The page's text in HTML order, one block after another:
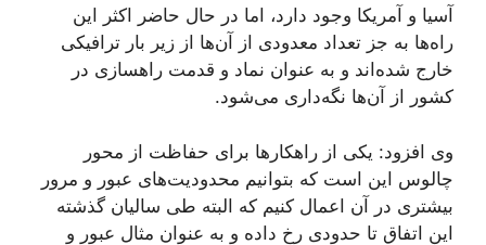
آسیا و آمریکا وجود دارد، اما در حال حاضر اکثر این
راه‌ها به جز تعداد معدودی از آن‌ها از زیر بار ترافیکی
خارج شده‌اند و به عنوان نماد و قدمت راهسازی در
کشور از آن‌ها نگه‌داری می‌شود.
وی افزود: یکی از راهکارها برای حفاظت از محور
چالوس این است که بتوانیم محدودیت‌های عبور و مرور
بیشتری در آن اعمال کنیم که البته طی سالیان گذشته
این اتفاق تا حدودی رخ داده و به عنوان مثال عبور و